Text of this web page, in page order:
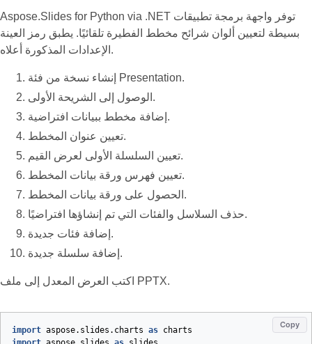
Aspose.Slides for Python via .NET توفر واجهة برمجة تطبيقات
بسيطة لتعيين ألوان شرائح مخطط الفطيرة تلقائيًا. يطبق رمز العينة
الإعدادات المذكورة أعلاه.
إنشاء نسخة من فئة Presentation.
الوصول إلى الشريحة الأولى.
إضافة مخطط ببيانات افتراضية.
تعيين عنوان المخطط.
تعيين السلسلة الأولى لعرض القيم.
تعيين فهرس ورقة بيانات المخطط.
الحصول على ورقة بيانات المخطط.
حذف السلاسل والفئات التي تم إنشاؤها افتراضيًا.
إضافة فئات جديدة.
إضافة سلسلة جديدة.
اكتب العرض المعدل إلى ملف PPTX.
Copy
import aspose.slides.charts as charts